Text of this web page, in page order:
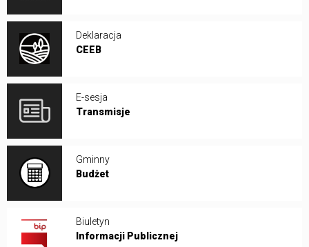
Deklaracja
CEEB
E-sesja
Transmisje
Gminny
Budżet
Biuletyn
Informacji Publicznej